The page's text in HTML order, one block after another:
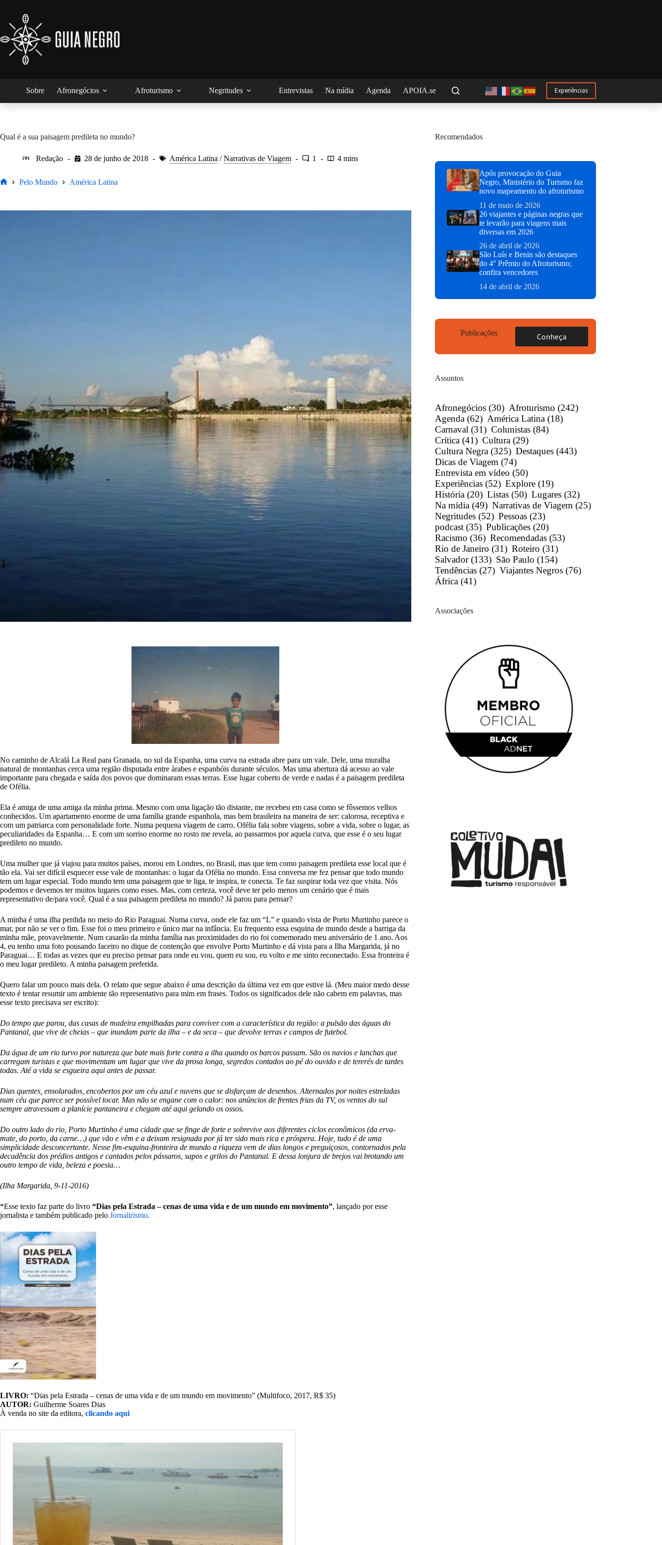
conteúdo
Sobre Afronegócios Afroturismo Negritudes Entrevistas Na mídia Agenda APOIA.se Experiências
Qual é a sua paisagem predileta no mundo?
Redação 28 de junho de 2018 América Latina /Narrativas de Viagem 1 4 mins
Pelo Mundo América Latina
No caminho de Alcalá La Real para Granada, no sul da Espanha, uma curva na estrada abre para um vale. Dele, uma muralha
natural de montanhas cerca uma região disputada entre árabes e espanhóis durante séculos. Mas uma abertura dá acesso ao vale
importante para chegada e saída dos povos que dominaram essas terras. Esse lugar coberto de verde e nadas é a paisagem predileta
de Ofélia.
Ela é amiga de uma amiga da minha prima. Mesmo com uma ligação tão distante, me recebeu em casa como se fôssemos velhos
conhecidos. Um apartamento enorme de uma família grande espanhola, mas bem brasileira na maneira de ser: calorosa, receptiva e
com um patriarca com personalidade forte. Numa pequena viagem de carro, Ofélia fala sobre viagens, sobre a vida, sobre o lugar, as
peculiaridades da Espanha… E com um sorriso enorme no rosto me revela, ao passarmos por aquela curva, que esse é o seu lugar
predileto no mundo.
Uma mulher que já viajou para muitos países, morou em Londres, no Brasil, mas que tem como paisagem predileta esse local que é
tão ela. Vai ser difícil esquecer esse vale de montanhas: o lugar da Ofélia no mundo. Essa conversa me fez pensar que todo mundo
tem um lugar especial. Todo mundo tem uma paisagem que te liga, te inspira, te conecta. Te faz suspirar toda vez que visita. Nós
podemos e devemos ter muitos lugares como esses. Mas, com certeza, você deve ter pelo menos um cenário que é mais
representativo de/para você. Qual é a sua paisagem predileta no mundo? Já parou para pensar?
A minha é uma ilha perdida no meio do Rio Paraguai. Numa curva, onde ele faz um “L” e quando vista de Porto Murtinho parece o
mar, por não se ver o fim. Esse foi o meu primeiro e único mar na infância. Eu frequento essa esquina de mundo desde a barriga da
minha mãe, provavelmente. Num casarão da minha família nas proximidades do rio foi comemorado meu aniversário de 1 ano. Aos
4, eu tenho uma foto pousando faceiro no dique de contenção que envolve Porto Murtinho e dá vista para a Ilha Margarida, já no
Paraguai… E todas as vezes que eu preciso pensar para onde eu vou, quem eu sou, eu volto e me sinto reconectado. Essa fronteira é
o meu lugar predileto. A minha paisagem preferida.
Quero falar um pouco mais dela. O relato que segue abaixo é uma descrição da última vez em que estive lá. (Meu maior medo desse
texto é tentar resumir um ambiente tão representativo para mim em frases. Todos os significados dele não cabem em palavras, mas
esse texto precisava ser escrito):
Do tempo que parou, das casas de madeira empilhadas para conviver com a característica da região: a pulsão das águas do
Pantanal, que vive de cheias – que inundam parte da ilha – e da seca – que devolve terras e campos de futebol.
Da água de um rio turvo por natureza que bate mais forte contra a ilha quando os barcos passam. São os navios e lanchas que
carregam turistas e que movimentam um lugar que vive da prosa longa, segredos contados ao pé do ouvido e de tererés de tardes
todas. Até a vida se esgueira aqui antes de passar.
Dias quentes, ensolarados, encobertos por um céu azul e nuvens que se disfarçam de desenhos. Alternados por noites estreladas
num céu que parece ser possível tocar. Mas não se engane com o calor: nos anúncios de frentes frias da TV, os ventos do sul
sempre atravessam a planície pantaneira e chegam até aqui gelando os ossos.
Do outro lado do rio, Porto Murtinho é uma cidade que se finge de forte e sobrevive aos diferentes ciclos econômicos (da erva-
mate, do porto, da carne…) que vão e vêm e a deixam resignada por já ter sido mais rica e próspera. Hoje, tudo é de uma
simplicidade desconcertante. Nesse fim-esquina-fronteira de mundo a riqueza vem de dias longos e preguiçosos, contornados pela
decadência dos prédios antigos e cantados pelos pássaros, sapos e grilos do Pantanal. E dessa lonjura de brejos vai brotando um
outro tempo de vida, beleza e poesia…
(Ilha Margarida, 9-11-2016)
*Esse texto faz parte do livro “Dias pela Estrada – cenas de uma vida e de um mundo em movimento”, lançado por esse
jornalista e também publicado pelo Jornalirismo.
LIVRO: “Dias pela Estrada – cenas de uma vida e de um mundo em movimento” (Multifoco, 2017, R$ 35)
AUTOR: Guilherme Soares Dias
À venda no site da editora, clicando aqui
Recomendados
Após provocação do Guia
Negro, Ministério do Turismo faz
novo mapeamento do afroturismo
11 de maio de 2026
26 viajantes e páginas negras que
te levarão para viagens mais
diversas em 2026
26 de abril de 2026
São Luís e Benin são destaques
do 4° Prêmio do Afroturismo;
confira vencedores
14 de abril de 2026
Publicações Conheça
Assuntos
Afronegócios (30) Afroturismo (242)
Agenda (62) América Latina (18)
Carnaval (31) Colunistas (84)
Crítica (41) Cultura (29)
Cultura Negra (325) Destaques (443)
Dicas de Viagem (74)
Entrevista em vídeo (50)
Experiências (52) Explore (19)
História (20) Listas (50) Lugares (32)
Na mídia (49) Narrativas de Viagem (25)
Negritudes (52) Pessoas (23)
podcast (35) Publicações (20)
Racismo (36) Recomendadas (53)
Rio de Janeiro (31) Roteiro (31)
Salvador (133) São Paulo (154)
Tendências (27) Viajantes Negros (76)
África (41)
Associações